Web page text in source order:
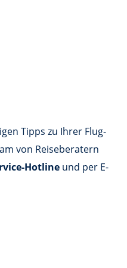
Tipps zu Ihrer Flug-
von Reiseberatern
Hotline und per E-